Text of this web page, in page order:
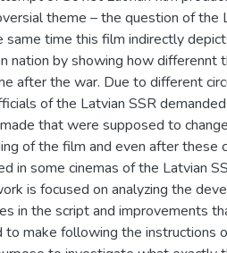
theme – the question of the
same time this film indirectly
nation by showing how differennt
after the war. Due to different
of the Latvian SSR
that were supposed to
of the film and even after these
in some cinemas of the Latvian
is focused on analyzing the
in the script and improvements
to make following the instructions